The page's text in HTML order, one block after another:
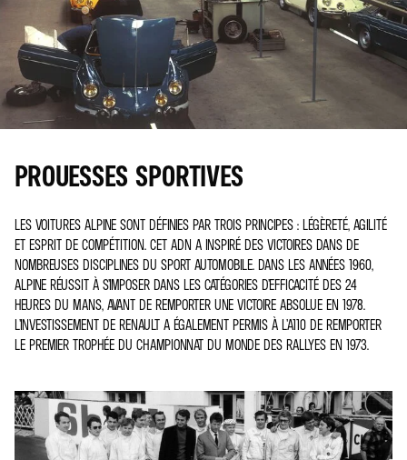
PROUESSES SPORTIVES
LES VOITURES ALPINE SONT DÉFINIES PAR TROIS PRINCIPES : LÉGÈRETÉ, AGILITÉ
ET ESPRIT DE COMPÉTITION. CET ADN A INSPIRÉ DES VICTOIRES DANS DE
NOMBREUSES DISCIPLINES DU SPORT AUTOMOBILE. DANS LES ANNÉES 1960,
ALPINE RÉUSSIT À S’IMPOSER DANS LES CATÉGORIES D’EFFICACITÉ DES 24
HEURES DU MANS, AVANT DE REMPORTER UNE VICTOIRE ABSOLUE EN 1978.
L’INVESTISSEMENT DE RENAULT A ÉGALEMENT PERMIS À L’A110 DE REMPORTER
LE PREMIER TROPHÉE DU CHAMPIONNAT DU MONDE DES RALLYES EN 1973.